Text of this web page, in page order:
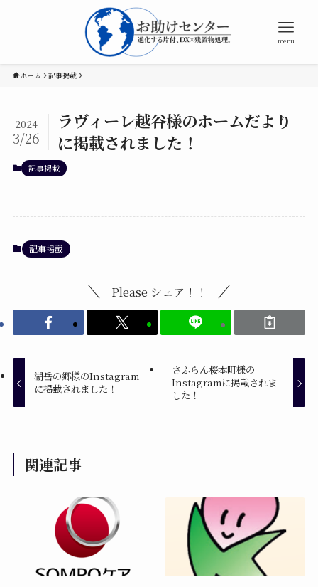
menu
ホーム 記事掲載
ラヴィーレ越谷様のホームだより
に掲載されました！
2024
3/26
記事掲載
記事掲載
Please シェア！！
湖岳の郷様のInstagram
に掲載されました！
さふらん桜本町様の
Instagramに掲載されま
した！
関連記事